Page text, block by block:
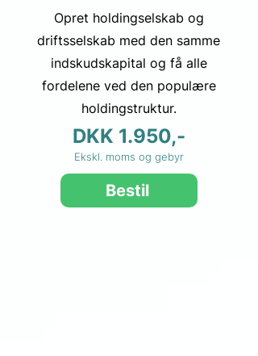
Opret holdingselskab og
driftsselskab med den samme
indskudskapital og få alle
fordelene ved den populære
holdingstruktur.
DKK 1.950,-
Ekskl. moms og gebyr
Bestil